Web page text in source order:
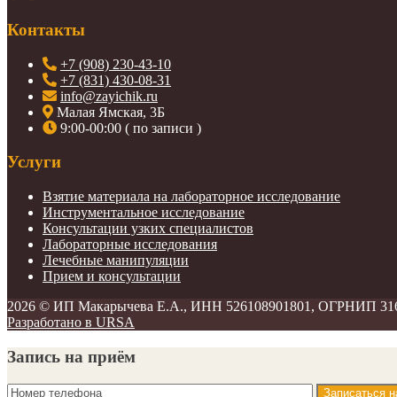
Контакты
+7 (908) 230-43-10
+7 (831) 430-08-31
info@zayichik.ru
Малая Ямская, 3Б
9:00-00:00 ( по записи )
Услуги
Взятие материала на лабораторное исследование
Инструментальное исследование
Консультации узких специалистов
Лабораторные исследования
Лечебные манипуляции
Прием и консультации
2026 © ИП Макарычева Е.А., ИНН 526108901801, ОГРНИП
Разработано в URSA
Запись на приём